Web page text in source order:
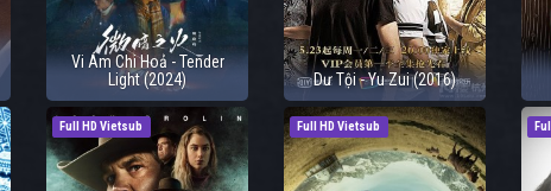
Vi Ám Chi Hoả - Tender
Light (2024)
Dư Tội - Yu Zui (2016)
Full HD Vietsub Full HD Vietsub